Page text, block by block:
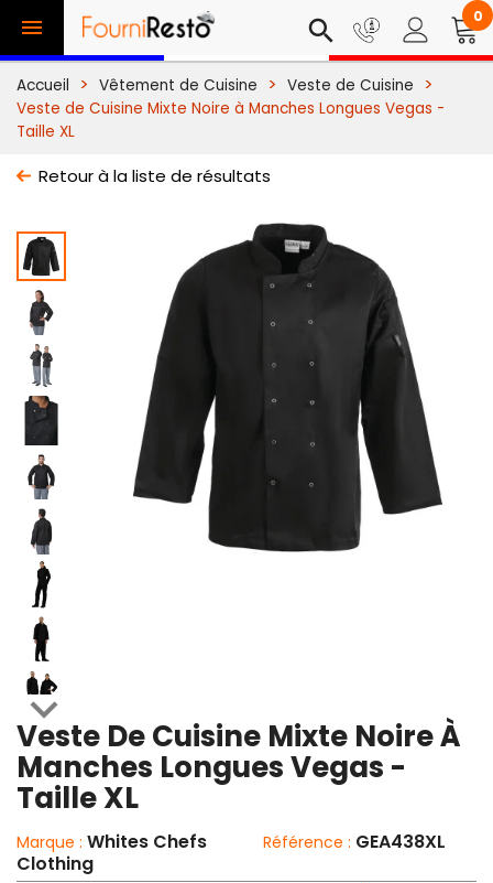
 search 0
Accueil Vêtement de Cuisine
Veste de Cuisine
Veste de Cuisine Mixte Noire à Manches Longues Vegas -
Taille XL
Retour à la liste de résultats

Veste De Cuisine Mixte Noire À
Manches Longues Vegas -
Taille XL
Marque : Whites Chefs
Clothing
Référence : GEA438XL